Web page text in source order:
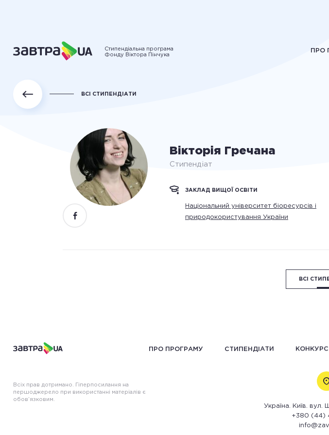
Стипендіальна програма
Фонду Віктора Пінчука
ПРО
ВСІ СТИПЕНДІАТИ
Вікторія Гречана
Стипендіат
ЗАКЛАД ВИЩОЇ ОСВІТИ
Національний університет біоресурсів і
природокористування України
ВСІ
ПРО ПРОГРАМУ СТИПЕНДІАТИ КОНКУРС
Всіх прав дотримано. Гіперпосилання на
першоджерело при використанні матеріалів є
обов’язковим.
Україна. Київ.
+380 (44)